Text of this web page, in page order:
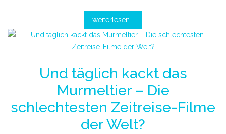
weiterlesen...
Und täglich kackt das
Murmeltier – Die
schlechtesten Zeitreise-Filme
der Welt?